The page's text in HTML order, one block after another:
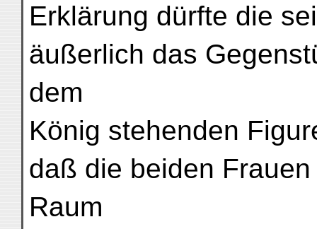
Erklärung dürfte die
äußerlich das
dem
König stehenden
daß die beiden
Raum